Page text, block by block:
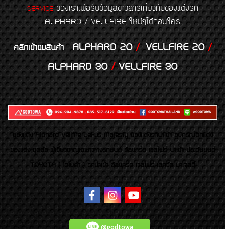
SERVICEของเราเพื่อรับข้อมูลข่าวสารเกี่ยวกับของแต่งรถ
ALPHARD / VELLFIRE ใหม่ๆได้ก่อนใคร
คลิกเข้าชมสินค้า ALPHARD 20/VELLFIRE 20/
ALPHARD 30/VELLFIRE 30
ของเเต่ง Alphard Vellfire Lexus Majesty ของเเต่งรถนำเข้า อุปกรณ์ตกแต่ง
ของแต่ง ชุดล้อ ผู้เชี่ยวชาญเฉพาะทางรถยนต์ อัลพาร์ด เวลไฟร์ นำเข้า ประดับยนต์
TOYOTA ( โตโยต้า ) รถนำเข้า อัลพาร์ด เวลไฟร์ เลกซัส มาเจสตี้